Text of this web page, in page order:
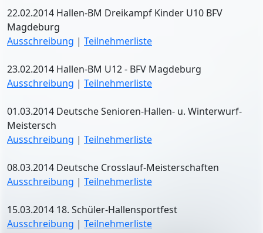
22.02.2014 Hallen-BM Dreikampf Kinder U10 BFV
Magdeburg
Ausschreibung | Teilnehmerliste
23.02.2014 Hallen-BM U12 - BFV Magdeburg
Ausschreibung | Teilnehmerliste
01.03.2014 Deutsche Senioren-Hallen- u. Winterwurf-
Meistersch
Ausschreibung | Teilnehmerliste
08.03.2014 Deutsche Crosslauf-Meisterschaften
Ausschreibung | Teilnehmerliste
15.03.2014 18. Schüler-Hallensportfest
Ausschreibung | Teilnehmerliste